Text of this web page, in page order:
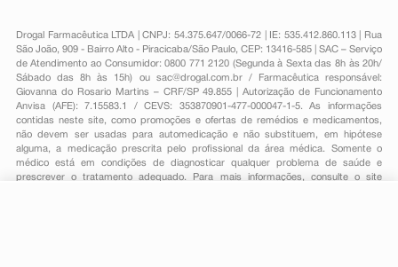
Drogal Farmacêutica LTDA | CNPJ: 54.375.647/0066-72 | IE: 535.412.860.113 | Rua
São João, 909 - Bairro Alto - Piracicaba/São Paulo, CEP: 13416-585 | SAC – Serviço
de Atendimento ao Consumidor: 0800 771 2120 (Segunda à Sexta das 8h às 20h/
Sábado das 8h às 15h) ou sac@drogal.com.br/ Farmacêutica responsável:
Giovanna do Rosario Martins – CRF/SP 49.855 | Autorização de Funcionamento
Anvisa (AFE): 7.15583.1 / CEVS: 353870901-477-000047-1-5. As informações
contidas neste site, como promoções e ofertas de remédios e medicamentos,
não devem ser usadas para automedicação e não substituem, em hipótese
alguma, a medicação prescrita pelo profissional da área médica. Somente o
médico está em condições de diagnosticar qualquer problema de saúde e
prescrever o tratamento adequado. Para mais informações, consulte o site